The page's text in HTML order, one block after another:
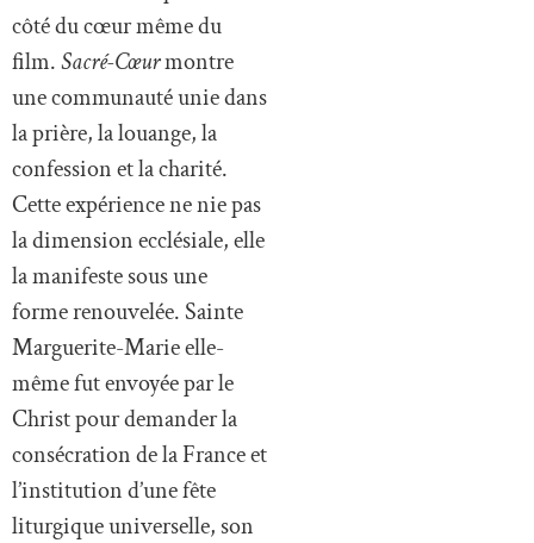
côté du cœur même du
film.Sacré-Cœurmontre
une communauté unie dans
la prière, la louange, la
confession et la charité.
Cette expérience ne nie pas
la dimension ecclésiale, elle
la manifeste sous une
forme renouvelée. Sainte
Marguerite-Marie elle-
même fut envoyée par le
Christ pour demander la
consécration de la France et
l’institution d’une fête
liturgique universelle, son